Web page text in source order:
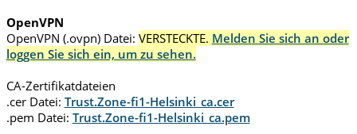
OpenVPN
OpenVPN (.ovpn) Datei: VERSTECKTE. Melden Sie sich an oder
loggen Sie sich ein, um zu sehen.
CA-Zertifikatdateien
.cer Datei: Trust.Zone-fi1-Helsinki_ca.cer
.pem Datei: Trust.Zone-fi1-Helsinki_ca.pem